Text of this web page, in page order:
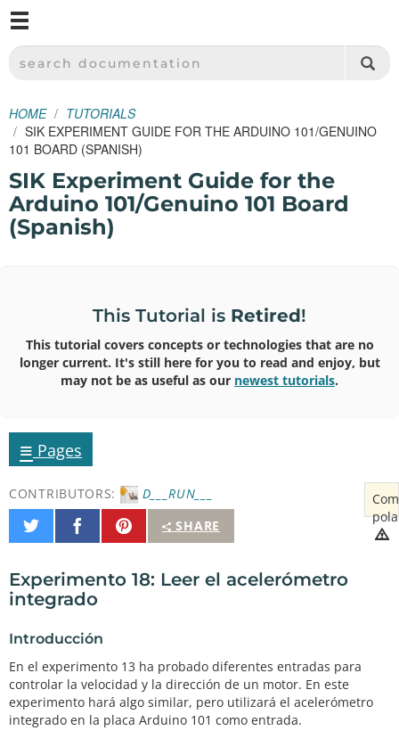
SPARKFUN ELECTRONICS - SPARKFUN.COM
SEARCH DOCUMENTATION
HOME
TUTORIALS
SIK EXPERIMENT GUIDE FOR THE ARDUINO 101/GENUINO
101 BOARD (SPANISH)
SIK Experiment Guide for the
Arduino 101/Genuino 101 Board
(Spanish)
This Tutorial is Retired!
This tutorial covers concepts or technologies that are no
longer current. It's still here for you to read and enjoy, but
may not be as useful as our newest tutorials.
≡ Pages
CONTRIBUTORS:
D___RUN___
SHARE
Share
on
Share
on
Pin
It
Experimento 18: Leer el acelerómetro
integrado
Introducción
En el experimento 13 ha probado diferentes entradas para
controlar la velocidad y la dirección de un motor. En este
experimento hará algo similar, pero utilizará el acelerómetro
integrado en la placa Arduino 101 como entrada.